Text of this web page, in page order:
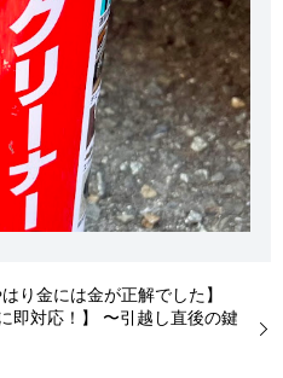
り金には金が正解でした】
即対応！】 〜引越し直後の鍵